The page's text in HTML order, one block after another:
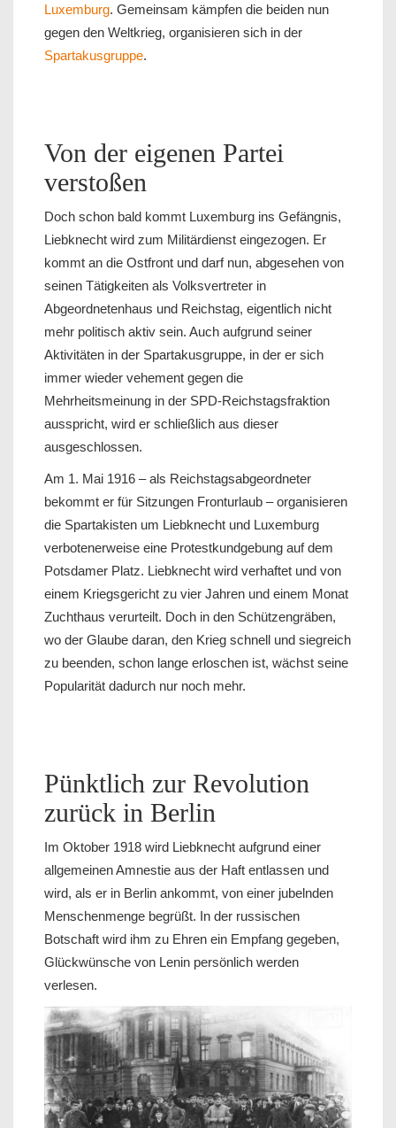
Luxemburg. Gemeinsam kämpfen die beiden nun
gegen den Weltkrieg, organisieren sich in der
Spartakusgruppe.
Von der eigenen Partei
verstoßen
Doch schon bald kommt Luxemburg ins Gefängnis,
Liebknecht wird zum Militärdienst eingezogen. Er
kommt an die Ostfront und darf nun, abgesehen von
seinen Tätigkeiten als Volksvertreter in
Abgeordnetenhaus und Reichstag, eigentlich nicht
mehr politisch aktiv sein. Auch aufgrund seiner
Aktivitäten in der Spartakusgruppe, in der er sich
immer wieder vehement gegen die
Mehrheitsmeinung in der SPD-Reichstagsfraktion
ausspricht, wird er schließlich aus dieser
ausgeschlossen.
Am 1. Mai 1916 – als Reichstagsabgeordneter
bekommt er für Sitzungen Fronturlaub – organisieren
die Spartakisten um Liebknecht und Luxemburg
verbotenerweise eine Protestkundgebung auf dem
Potsdamer Platz. Liebknecht wird verhaftet und von
einem Kriegsgericht zu vier Jahren und einem Monat
Zuchthaus verurteilt. Doch in den Schützengräben,
wo der Glaube daran, den Krieg schnell und siegreich
zu beenden, schon lange erloschen ist, wächst seine
Popularität dadurch nur noch mehr.
Pünktlich zur Revolution
zurück in Berlin
Im Oktober 1918 wird Liebknecht aufgrund einer
allgemeinen Amnestie aus der Haft entlassen und
wird, als er in Berlin ankommt, von einer jubelnden
Menschenmenge begrüßt. In der russischen
Botschaft wird ihm zu Ehren ein Empfang gegeben,
Glückwünsche von Lenin persönlich werden
verlesen.